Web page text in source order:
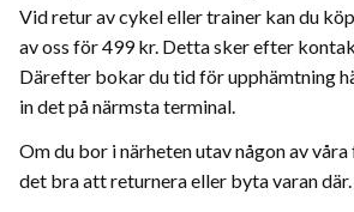
Vid retur av cykel eller trainer kan du
av oss för 499 kr. Detta sker efter
Därefter bokar du tid för upphämtning
in det på närmsta terminal.
Om du bor i närheten utav någon av
det bra att returnera eller byta varan